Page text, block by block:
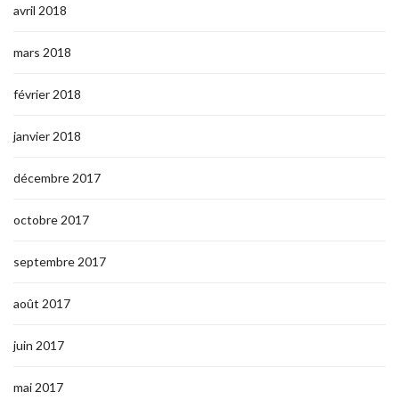
avril 2018
mars 2018
février 2018
janvier 2018
décembre 2017
octobre 2017
septembre 2017
août 2017
juin 2017
mai 2017